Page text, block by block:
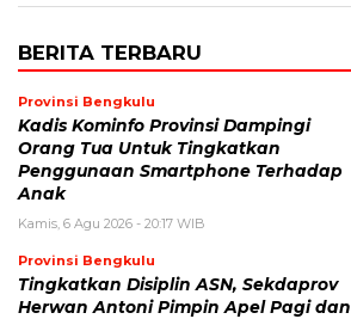
BERITA TERBARU
Provinsi Bengkulu
Kadis Kominfo Provinsi Dampingi
Orang Tua Untuk Tingkatkan
Penggunaan Smartphone Terhadap
Anak
Kamis, 6 Agu 2026 - 20:17 WIB
Provinsi Bengkulu
Tingkatkan Disiplin ASN, Sekdaprov
Herwan Antoni Pimpin Apel Pagi dan